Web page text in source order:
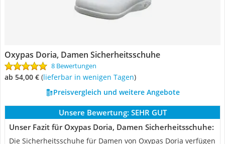
Oxypas Doria, Damen Sicherheitsschuhe
8 Bewertungen
ab 54,00 € ( Lieferbar in wenigen Tagen)
Preisvergleich und weitere Angebote
Unsere Bewertung: SEHR GUT
Unser Fazit für Oxypas Doria, Damen Sicherheitsschuhe:
Die Sicherheitsschuhe für Damen von Oxypas Doria verfügen